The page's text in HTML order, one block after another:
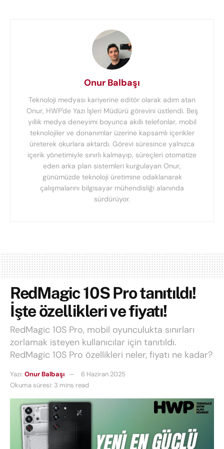
Onur Balbaşı
Teknoloji medyası kariyerine editör olarak adım atan
Onur, HWP'de Yazı İşleri Müdürü görevini üstlendi. Beş
yıllık medya deneyimi boyunca akıllı telefonlar, mobil
teknolojiler ve donanımlar üzerine kapsamlı içerikler
üreterek okurlara aktardı. Görevi süresince yalnızca
içerik yönetimiyle sınırlı kalmayıp, süreçleri otomatize
eden arka plan sistemleri kurgulayan Onur,
günümüzde teknoloji üretimine odaklanarak
çalışmalarını bilgisayar mühendisliği alanında
sürdürüyor.
RedMagic 10S Pro tanıtıldı!
İşte özellikleri ve fiyatı!
RedMagic 10S Pro, mobil oyunculukta sınırları
zorlamak isteyen kullanıcılar için tanıtıldı.
RedMagic 10S Pro özellikleri neler, fiyatı ne kadar?
Yazı: Onur Balbaşı
6 Haziran 2025
Okuma süresi: 3 mins read